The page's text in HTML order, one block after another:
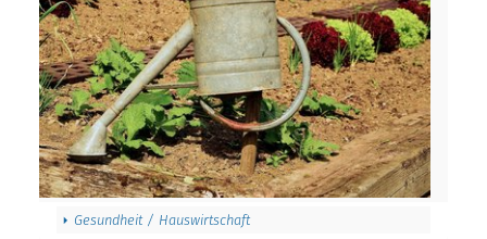
Gesundheit / Hauswirtschaft